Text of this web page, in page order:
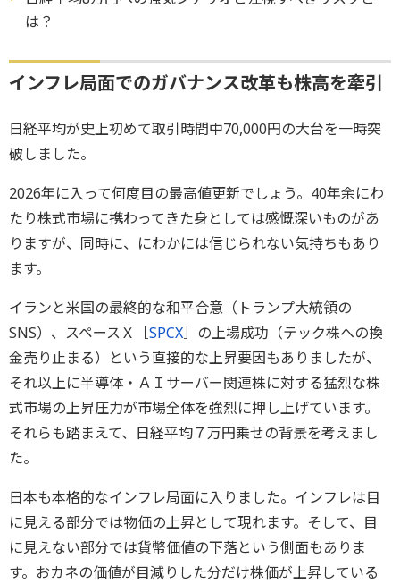
は？
インフレ局面でのガバナンス改革も株高を牽引
日経平均が史上初めて取引時間中70,000円の大台を一時突
破しました。
2026年に入って何度目の最高値更新でしょう。40年余にわ
たり株式市場に携わってきた身としては感慨深いものがあ
りますが、同時に、にわかには信じられない気持ちもあり
ます。
イランと米国の最終的な和平合意（トランプ大統領の
SNS）、スペースＸ［SPCX］の上場成功（テック株への換
金売り止まる）という直接的な上昇要因もありましたが、
それ以上に半導体・ＡＩサーバー関連株に対する猛烈な株
式市場の上昇圧力が市場全体を強烈に押し上げています。
それらも踏まえて、日経平均７万円乗せの背景を考えまし
た。
日本も本格的なインフレ局面に入りました。インフレは目
に見える部分では物価の上昇として現れます。そして、目
に見えない部分では貨幣価値の下落という側面もありま
す。おカネの価値が目減りした分だけ株価が上昇している